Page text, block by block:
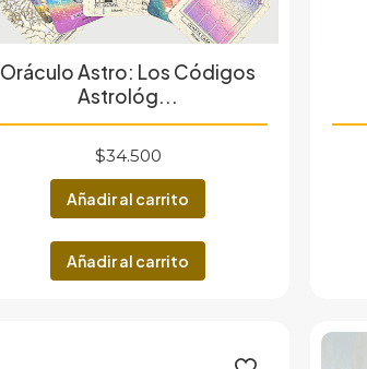
Oráculo Astro: Los Códigos
Astrológ...
$34.500
Añadir al carrito
Añadir al carrito